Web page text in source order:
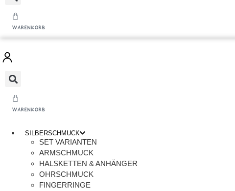
Warenkorb
Warenkorb
SILBERSCHMUCK
SET VARIANTEN
ARMSCHMUCK
HALSKETTEN & ANHÄNGER
OHRSCHMUCK
FINGERRINGE